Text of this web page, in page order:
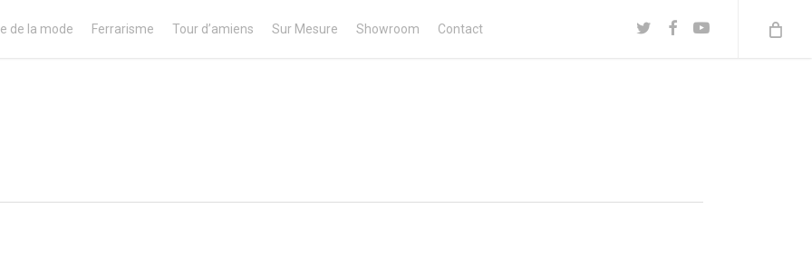
de la mode Ferrarisme Tour d’amiens Sur Mesure Showroom Contact twitter facebookyoutube